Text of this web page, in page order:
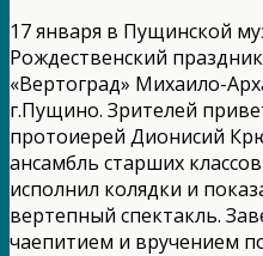
17 января в Пущинской
Рождественский
«Вертоград» Михаило-
г.Пущино. Зрителей
протоиерей Дионисий
ансамбль старших
исполнил колядки и
вертепный спектакль.
чаепитием и вручением